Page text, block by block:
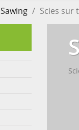
Sawing Scies sur